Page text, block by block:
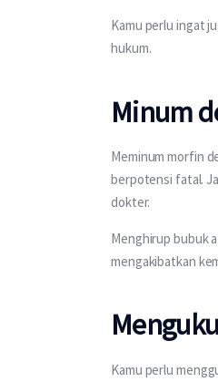
Kamu perlu ingat
hukum.
Minum
Meminum morfin
berpotensi fatal.
dokter.
Menghirup bubuk
mengakibatkan
Kamu perlu